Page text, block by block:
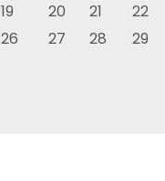
19 20 21 22
26 27 28 29